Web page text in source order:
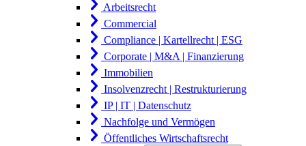
Arbeitsrecht
Commercial
Compliance | Kartellrecht | ESG
Corporate | M&A | Finanzierung
Immobilien
Insolvenzrecht | Restrukturierung
IP | IT | Datenschutz
Nachfolge und Vermögen
Öffentliches Wirtschaftsrecht